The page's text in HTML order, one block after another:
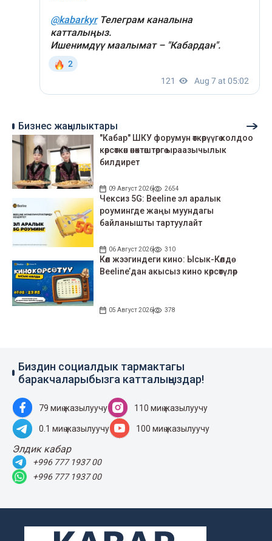
Бизнес жаңылыктары
"Кабар" ШКУ форумун өткөрүүгө колдоо
көрсөткөн өнөктөштөргө ыраазычылык
билдирет
09 Август 2026 2654
Чексиз 5G: Beeline эл аралык
роумингде жаңы муундагы
байланышты тартуулайт
06 Август 2026 310
Көл жээгиндеги кино: Ысык-Көлдө
Beeline’дан акысыз кино көрсөтүлөр
05 Август 2026 378
Биздин социалдык тармактагы
баракчаларыбызга катталыңыздар!
79 миң жазылуучу 110 миң жазылуучу
0.1 миң жазылуучу 100 миң жазылуучу
Элдик кабар
+996 777 1937 00
+996 777 1937 00